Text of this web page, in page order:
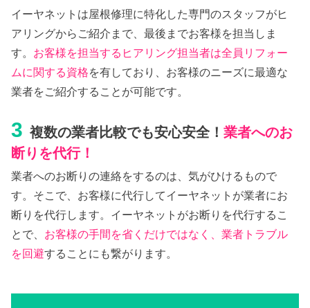
イーヤネットは屋根修理に特化した専門のスタッフがヒ
アリングからご紹介まで、最後までお客様を担当しま
す。 お客様を担当するヒアリング担当者は全員リフォー
ムに関する資格を有しており、お客様のニーズに最適な
業者をご紹介することが可能です。
3 複数の業者比較でも安心安全！業者へのお
断りを代行！
業者へのお断りの連絡をするのは、気がひけるもので
す。そこで、お客様に代行してイーヤネットが業者にお
断りを代行します。イーヤネットがお断りを代行するこ
とで、 お客様の手間を省くだけではなく、業者トラブル
を回避することにも繋がります。